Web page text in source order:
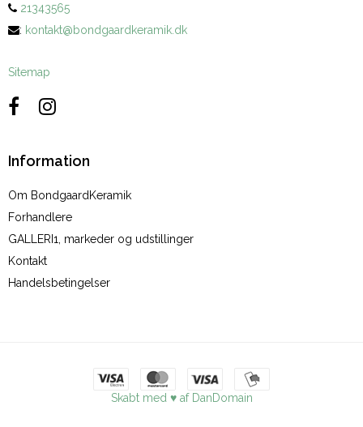
21343565
: kontakt@bondgaardkeramik.dk
Sitemap
Information
Om BondgaardKeramik
Forhandlere
GALLERI1, markeder og udstillinger
Kontakt
Handelsbetingelser
Skabt med ♥ af DanDomain